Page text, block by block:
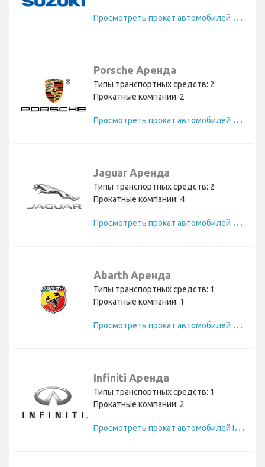
П
росмотреть прокат автомобилей Suzuki
Porsche Аренда
Типы транспортных средств: 2
Прокатные компании: 2
П
росмотреть прокат автомобилей Porsche
Jaguar Аренда
Типы транспортных средств: 2
Прокатные компании: 4
П
росмотреть прокат автомобилей Jaguar
Abarth Аренда
Типы транспортных средств: 1
Прокатные компании: 1
П
росмотреть прокат автомобилей Abarth
Infiniti Аренда
Типы транспортных средств: 1
Прокатные компании: 2
П
росмотреть прокат автомобилей Infiniti